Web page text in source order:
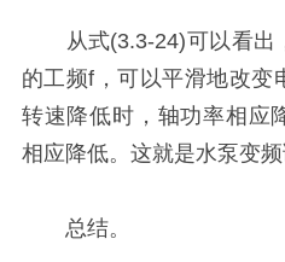
从式(3.3-24)可以看出
的工频f，可以平滑地改变
转速降低时，轴功率相应
相应降低。这就是水泵变频
总结。